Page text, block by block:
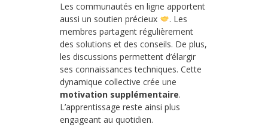
Les communautés en ligne apportent
aussi un soutien précieux
. Les
membres partagent régulièrement
des solutions et des conseils. De plus,
les discussions permettent d’élargir
ses connaissances techniques. Cette
dynamique collective crée une
motivation supplémentaire.
L’apprentissage reste ainsi plus
engageant au quotidien.